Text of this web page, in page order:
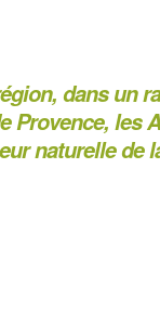
dans un
Provence, les
naturelle